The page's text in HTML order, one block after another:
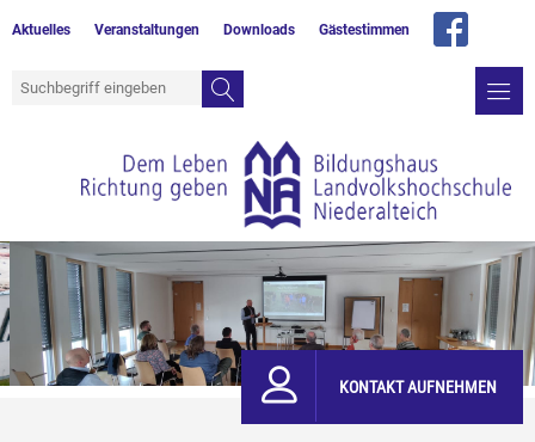
Aktuelles Veranstaltungen Downloads Gästestimmen
KONTAKT AUFNEHMEN